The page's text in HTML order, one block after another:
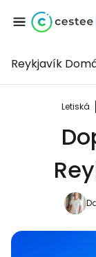
Reykjavík
Letiská
...